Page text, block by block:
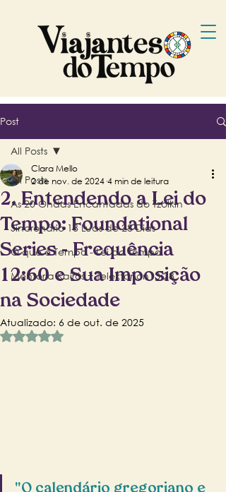
Post
All Posts
As 20 Ondas Encantadas do Tzolkin
Sincronário 13 Luas de 28 Dias
O que é Tempo - Lei do Tempo
Mentoria Kairós + Telektonon13:28
All Posts
2. Entendendo a Lei do
Tempo: Foundational
Series - Frequência
12:60 e Sua Imposição
na Sociedade
Clara Mello
2 de nov. de 2024 4 min de leitura
Atualizado: 6 de out. de 2025
Avaliado com NaN de 5 estrelas.